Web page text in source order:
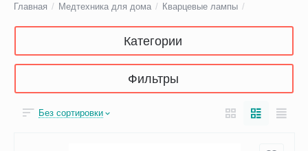
Главная / Медтехника для дома / Кварцевые лампы /
Категории
Фильтры
Без сортировки